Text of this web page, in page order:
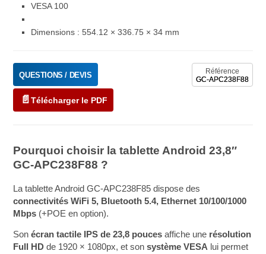
VESA 100
Dimensions : 554.12 × 336.75 × 34 mm
Référence
GC-APC238F88
QUESTIONS / DEVIS
Télécharger le PDF
Pourquoi choisir la tablette Android 23,8″
GC-APC238F88 ?
La tablette Android GC-APC238F85 dispose des
connectivités WiFi 5, Bluetooth 5.4, Ethernet 10/100/1000
Mbps (+POE en option).
Sonécran tactile IPS de 23,8 pouces affiche une résolution
Full HD de 1920 × 1080px, et sonsystème VESA lui permet